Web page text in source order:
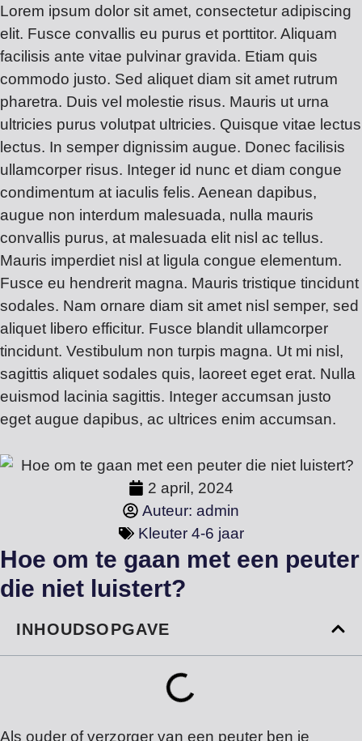
Lorem ipsum dolor sit amet, consectetur adipiscing
elit. Fusce convallis eu purus et porttitor. Aliquam
facilisis ante vitae pulvinar gravida. Etiam quis
commodo justo. Sed aliquet diam sit amet rutrum
pharetra. Duis vel molestie risus. Mauris ut urna
ultricies purus volutpat ultricies. Quisque vitae lectus
lectus. In semper dignissim augue. Donec facilisis
ullamcorper risus. Integer id nunc et diam congue
condimentum at iaculis felis. Aenean dapibus,
augue non interdum malesuada, nulla mauris
convallis purus, at malesuada elit nisl ac tellus.
Mauris imperdiet nisl at ligula congue elementum.
Fusce eu hendrerit magna. Mauris tristique tincidunt
sodales. Nam ornare diam sit amet nisl semper, sed
aliquet libero efficitur. Fusce blandit ullamcorper
tincidunt. Vestibulum non turpis magna. Ut mi nisl,
sagittis aliquet sodales quis, laoreet eget erat. Nulla
euismod lacinia sagittis. Integer accumsan justo
eget augue dapibus, ac ultrices enim accumsan.
2 april, 2024
Auteur: admin
Kleuter 4-6 jaar
Hoe om te gaan met een peuter
die niet luistert?
INHOUDSOPGAVE
Als ouder of verzorger van een peuter ben je